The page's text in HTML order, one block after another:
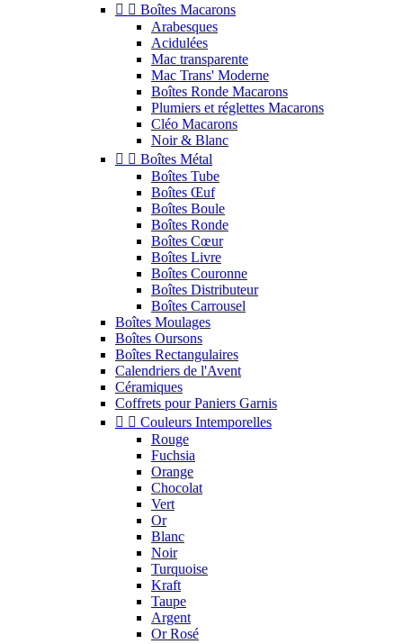
  Boîtes Macarons
Arabesques
Acidulées
Mac transparente
Mac Trans' Moderne
Boîtes Ronde Macarons
Plumiers et réglettes Macarons
Cléo Macarons
Noir & Blanc
  Boîtes Métal
Boîtes Tube
Boîtes Œuf
Boîtes Boule
Boîtes Ronde
Boîtes Cœur
Boîtes Livre
Boîtes Couronne
Boîtes Distributeur
Boîtes Carrousel
Boîtes Moulages
Boîtes Oursons
Boîtes Rectangulaires
Calendriers de l'Avent
Céramiques
Coffrets pour Paniers Garnis
  Couleurs Intemporelles
Rouge
Fuchsia
Orange
Chocolat
Vert
Or
Blanc
Noir
Turquoise
Kraft
Taupe
Argent
Or Rosé